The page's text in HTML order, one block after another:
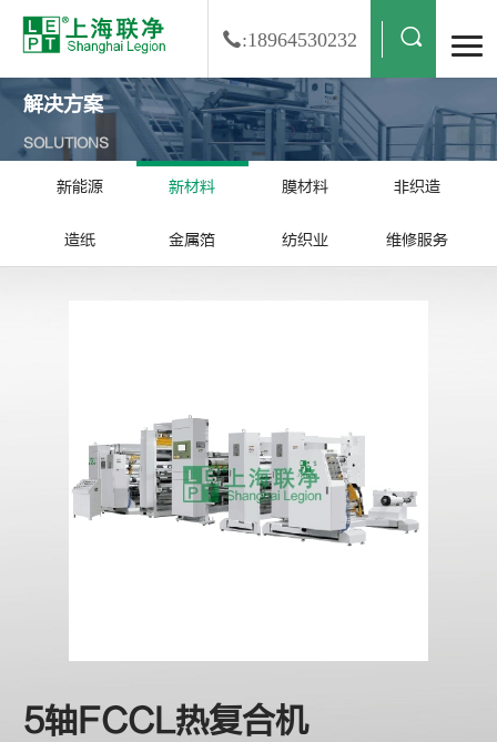
:18964530232
解决方案
SOLUTIONS
新能源 新材料 膜材料 非织造
造纸 金属箔 纺织业 维修服务
5轴FCCL热复合机